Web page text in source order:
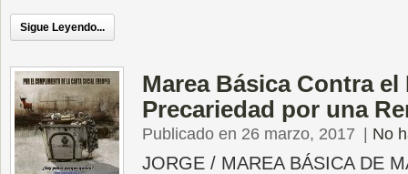
Sigue Leyendo...
Marea Básica Contra el
Precariedad por una
Publicado en 26 marzo, 2017 No
JORGE / MAREA BÁSICA DE